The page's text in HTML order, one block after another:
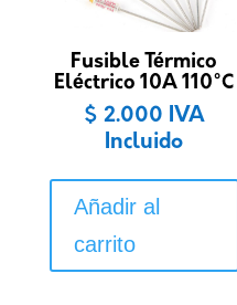
Fusible Térmico
Eléctrico 10A 110°C
$ 2.000 IVA
Incluido
Añadir al
carrito